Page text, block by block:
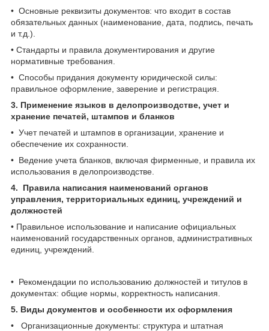
• Основные реквизиты документов: что входит в состав
обязательных данных (наименование, дата, подпись, печать
и т.д.).
• Стандарты и правила документирования и другие
нормативные требования.
• Способы придания документу юридической силы:
правильное оформление, заверение и регистрация.
3. Применение языков в делопроизводстве, учет и
хранение печатей, штампов и бланков
• Учет печатей и штампов в организации, хранение и
обеспечение их сохранности.
• Ведение учета бланков, включая фирменные, и правила их
использования в делопроизводстве.
4. Правила написания наименований органов
управления, территориальных единиц, учреждений и
должностей
• Правильное использование и написание официальных
наименований государственных органов, административных
единиц, учреждений.
• Рекомендации по использованию должностей и титулов в
документах: общие нормы, корректность написания.
5. Виды документов и особенности их оформления
• Организационные документы: структура и штатная